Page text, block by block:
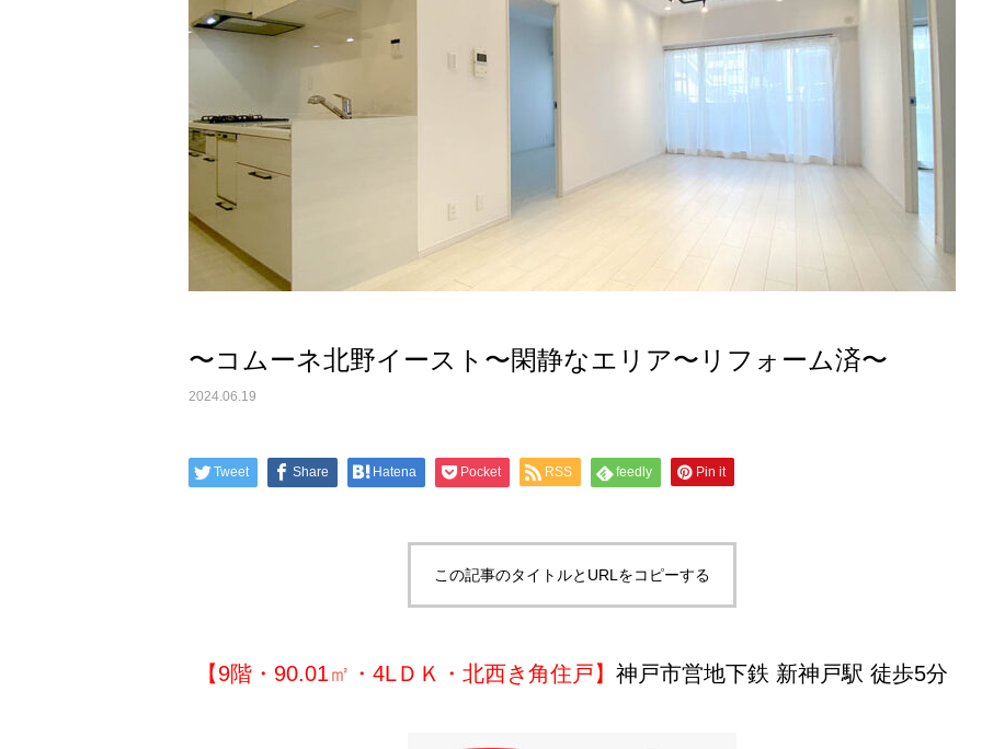
〜コムーネ北野イースト〜閑静なエリア〜リフォーム済〜
2024.06.19
Tweet Share Hatena Pocket RSS feedly Pin it
この記事のタイトルとURLをコピーする
【9階・90.01㎡ ・4LＤＫ・北西き角住戸】 神戸市営地下鉄 新神戸駅 徒歩5分